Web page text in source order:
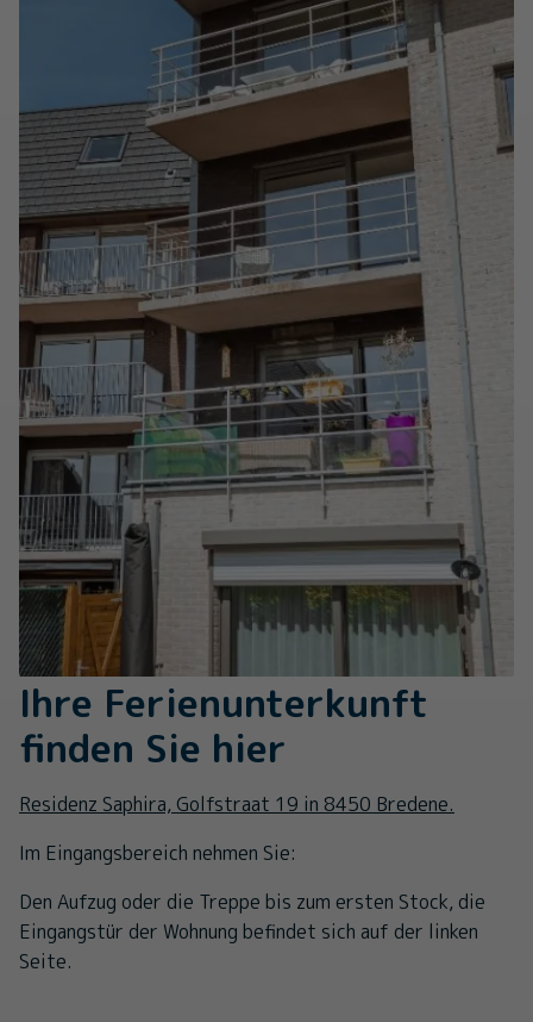
Ihre Ferienunterkunft
finden Sie hier
Residenz Saphira, Golfstraat 19 in 8450 Bredene.
Im Eingangsbereich nehmen Sie:
Den Aufzug oder die Treppe bis zum ersten Stock, die
Eingangstür der Wohnung befindet sich auf der linken
Seite.